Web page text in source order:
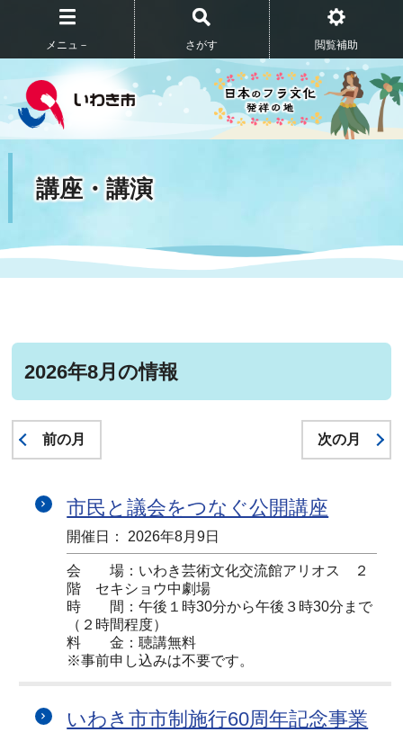
メニュ－ さがす 閲覧補助
講座・講演
2026年8月の情報
前の月 次の月
市民と議会をつなぐ公開講座
開催日： 2026年8月9日
会 場：いわき芸術文化交流館アリオス ２
階 セキショウ中劇場
時 間：午後１時30分から午後３時30分まで
（２時間程度）
料 金：聴講無料
※事前申し込みは不要です。
いわき市市制施行60周年記念事業